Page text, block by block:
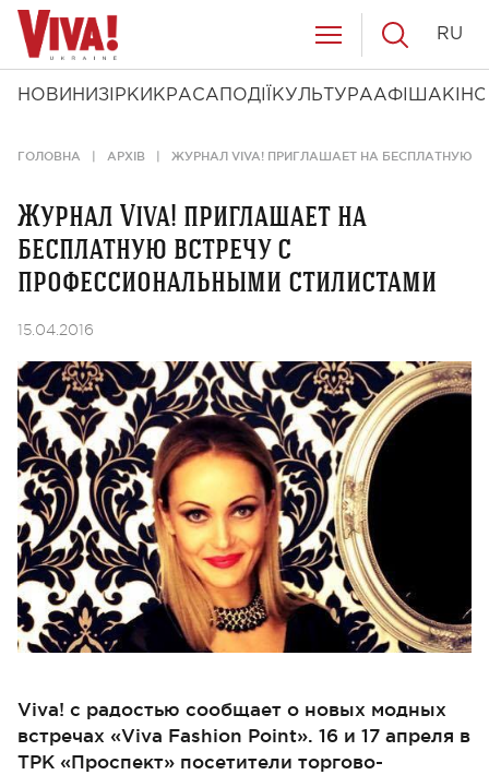
НОВИНИ ЗІРКИ КРАСА ПОДІЇ КУЛЬТУРААФІША КІНО
RU
ГОЛОВНА АРХІВ ЖУРНАЛ VIVA! ПРИГЛАШАЕТ НА БЕСПЛАТНУЮ
Журнал Viva! приглашает на
бесплатную встречу с
профессиональными стилистами
15.04.2016
Viva! с радостью сообщает о новых модных
встречах «Viva Fashion Point». 16 и 17 апреля в
ТРК «Проспект» посетители торгово-